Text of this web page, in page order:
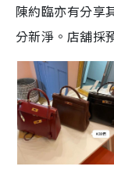
陳約臨亦有分享
分新淨。店舖採